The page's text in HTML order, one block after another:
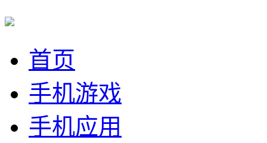
首页
手机游戏
手机应用